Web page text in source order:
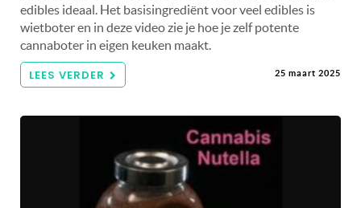
edibles ideaal. Het basisingrediënt voor veel edibles is
wietboter en in deze video zie je hoe je zelf potente
cannaboter in eigen keuken maakt.
LEES VERDER 25 maart 2025